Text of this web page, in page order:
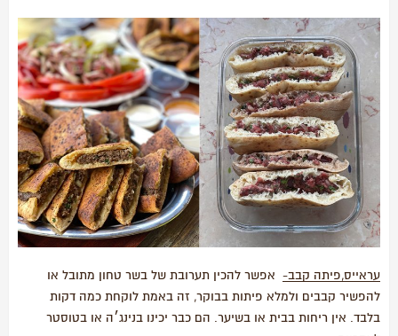
עראייס,פיתה קבב- אפשר להכין תערובת של בשר טחון מתובל או
להפשיר קבבים ולמלא פיתות בבוקר, זה באמת לוקחת כמה דקות
בלבד. אין ריחות בבית או בשיער. הם כבר יכינו בנינג׳ה או בטוסטר